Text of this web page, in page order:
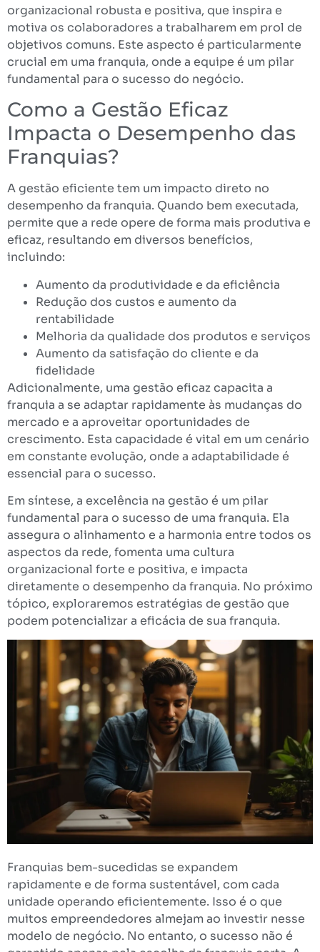
organizacional robusta e positiva, que inspira e
motiva os colaboradores a trabalharem em prol de
objetivos comuns. Este aspecto é particularmente
crucial em uma franquia, onde a equipe é um pilar
fundamental para o sucesso do negócio.
Como a Gestão Eficaz
Impacta o Desempenho das
Franquias?
A gestão eficiente tem um impacto direto no
desempenho da franquia. Quando bem executada,
permite que a rede opere de forma mais produtiva e
eficaz, resultando em diversos benefícios,
incluindo:
Aumento da produtividade e da eficiência
Redução dos custos e aumento da
rentabilidade
Melhoria da qualidade dos produtos e serviços
Aumento da satisfação do cliente e da
fidelidade
Adicionalmente, uma gestão eficaz capacita a
franquia a se adaptar rapidamente às mudanças do
mercado e a aproveitar oportunidades de
crescimento. Esta capacidade é vital em um cenário
em constante evolução, onde a adaptabilidade é
essencial para o sucesso.
Em síntese, a excelência na gestão é um pilar
fundamental para o sucesso de uma franquia. Ela
assegura o alinhamento e a harmonia entre todos os
aspectos da rede, fomenta uma cultura
organizacional forte e positiva, e impacta
diretamente o desempenho da franquia. No próximo
tópico, exploraremos estratégias de gestão que
podem potencializar a eficácia de sua franquia.
Franquias bem-sucedidas se expandem
rapidamente e de forma sustentável, com cada
unidade operando eficientemente. Isso é o que
muitos empreendedores almejam ao investir nesse
modelo de negócio. No entanto, o sucesso não é